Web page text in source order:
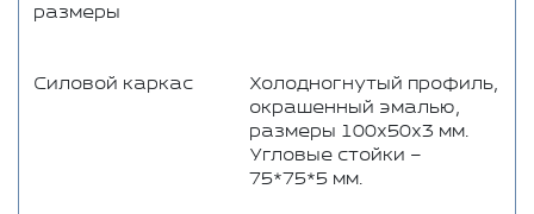
размеры
Силовой каркас
Холодногнутый профиль,
окрашенный эмалью,
размеры 100х50х3 мм.
Угловые стойки –
75*75*5 мм.